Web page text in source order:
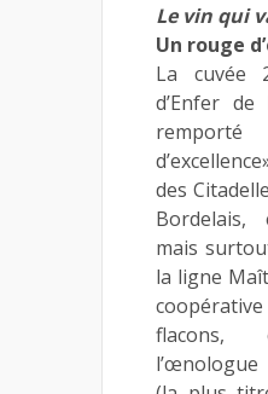
Le vin qui
Un rouge
La cuvée
d’Enfer de
des
mais
la ligne
flacons,